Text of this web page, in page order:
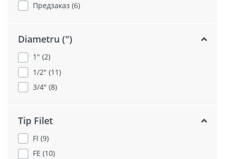
Предзаказ (6)
Diametru (")
1" (2)
1/2" (11)
3/4" (8)
Tip Filet
FI (9)
FE (10)